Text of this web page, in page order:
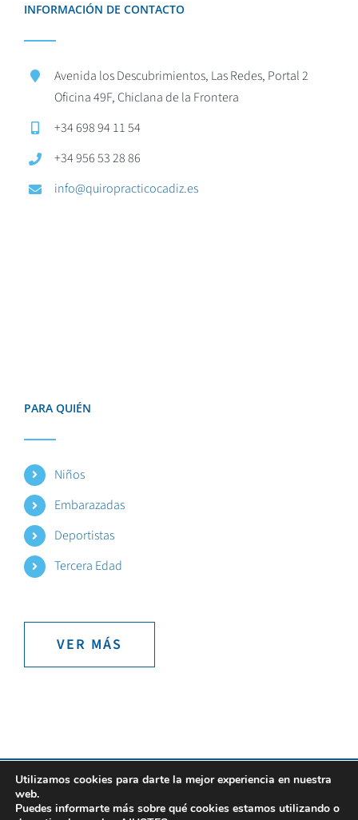
INFORMACIÓN DE CONTACTO
Avenida los Descubrimientos, Las Redes, Portal 2
Oficina 49F, Chiclana de la Frontera
+34 698 94 11 54
+34 956 53 28 86
info@quiropracticocadiz.es
PARA QUIÉN
Niños
Embarazadas
Deportistas
Tercera Edad
VER MÁS
Todos los Derechos Reservados Copyright 2021 |Aviso Legal |Política de
Cookies|Ajustes de Cookies
Utilizamos cookies para darte la mejor experiencia en nuestra
web.
Puedes informarte más sobre qué cookies estamos utilizando o